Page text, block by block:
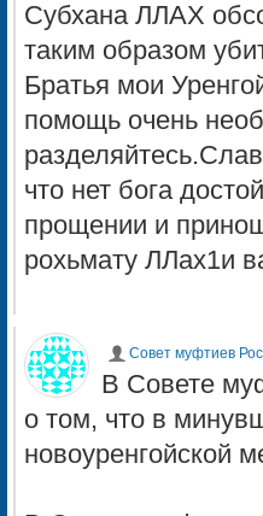
Cубхана ЛЛАХ
таким образом
Братья мои
помощь очень
что нет бога
прощении и
рохьмату ЛЛах1и
Совет муфтиев
В Совете
о том, что в
новоуренгойской